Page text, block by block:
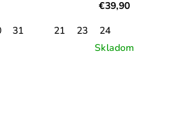
31 33 34
35
€39,90
21
23
24
Skladom